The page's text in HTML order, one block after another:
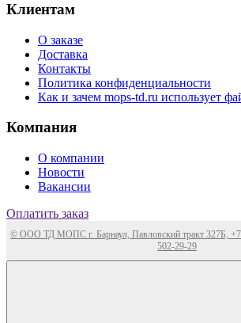
Клиентам
О заказе
Доставка
Контакты
Политика конфиденциальности
Как и зачем mops-td.ru использует
Компания
О компании
Новости
Вакансии
Оплатить заказ
© ООО ТД МОПС г. Барнаул, Павловский тракт 327Б,
502-29-29